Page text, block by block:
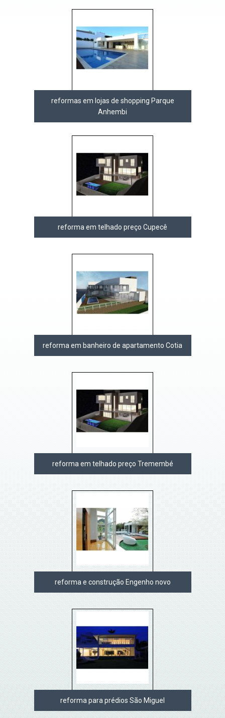
reformas em lojas de shopping Parque
Anhembi
reforma em telhado preço Cupecê
reforma em banheiro de apartamento Cotia
reforma em telhado preço Tremembé
reforma e construção Engenho novo
reforma para prédios São Miguel